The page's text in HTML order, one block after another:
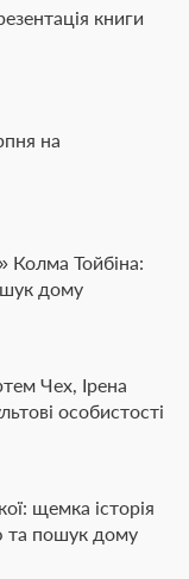
книги
на
Колма Тойбіна:
дому
Чех, Ірена
особистості
щемка історія
та пошук дому